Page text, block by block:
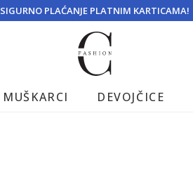
SIGURNO PLAĆANJE PLATNIM KARTICAMA!
MUŠKARCI DEVOJČICE